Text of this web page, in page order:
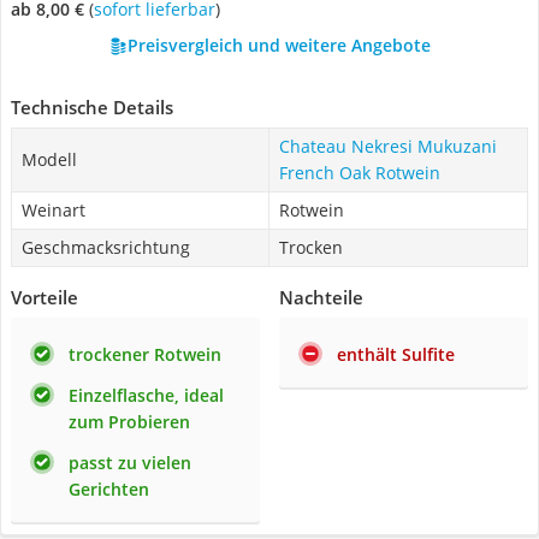
ab 8,00 € ( Sofort lieferbar)
Preisvergleich und weitere Angebote
Technische Details
Modell
Chateau Nekresi Mukuzani
French Oak Rotwein
Weinart
Rotwein
Geschmacksrichtung
Trocken
Vorteile
trockener Rotwein
Einzelflasche, ideal
zum Probieren
passt zu vielen
Gerichten
Nachteile
enthält Sulfite